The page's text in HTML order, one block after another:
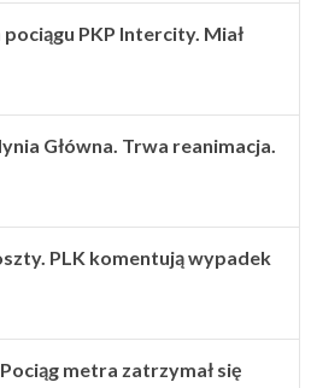
PKP Intercity. Miał
Główna. Trwa reanimacja.
PLK komentują wypadek
metra zatrzymał się